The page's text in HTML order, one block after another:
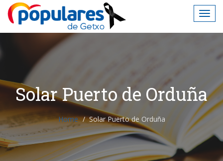
Solar Puerto de Orduña
Home Solar Puerto de Orduña